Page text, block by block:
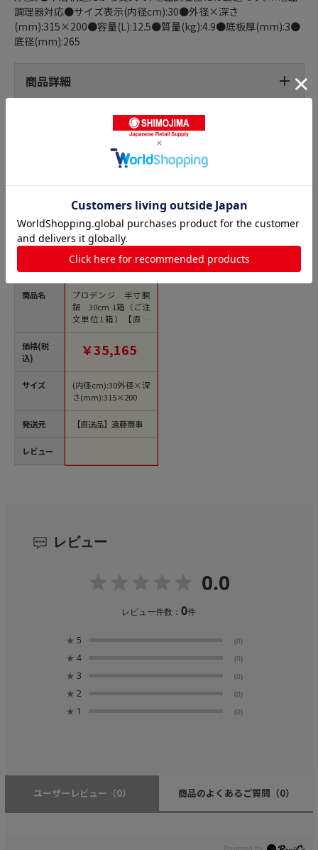
調理器対応●サイズ表示(内径cm):30●外径×深さ
(mm):315×200●容量(L):12.5●質量(kg):4.9●底板厚(mm):3●
底径(mm):265
商品詳細
半寸胴鍋の人気商品との比較
商品名
価格(税
込)
サイズ
発送元
レビュー
プロデンジ 半寸胴
鍋 30cm 1箱（ご注
文単位1箱）【直送
品】
￥35,165
(内径cm):30外径×深
さ(mm):315×200
【直送品】遠藤商事
レビュー
0.0
レビュー件数：0件
★ 5 (0)
★ 4 (0)
★ 3 (0)
★ 2 (0)
★ 1 (0)
ユーザーレビュー （0） 商品のよくあるご質問 （0）